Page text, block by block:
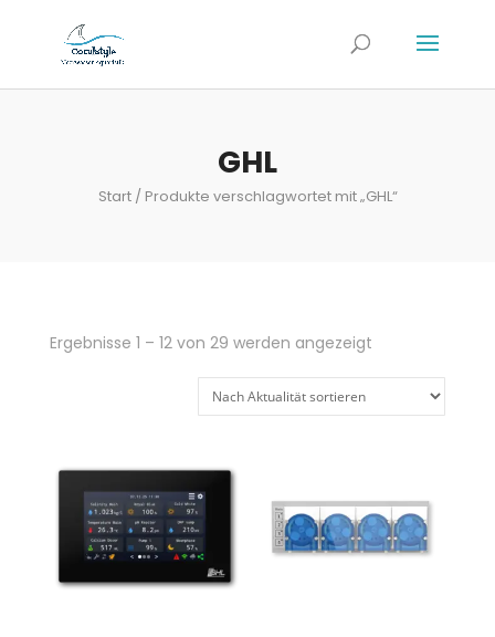
GHL
Start/ Produkte verschlagwortet mit „GHL“
Ergebnisse 1 – 12 von 29 werden angezeigtNach